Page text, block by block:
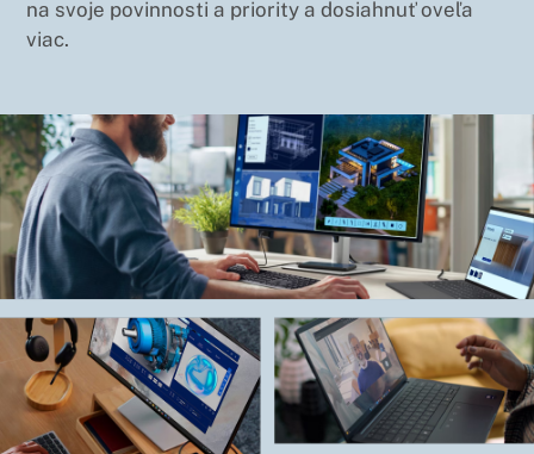
na svoje povinnosti a priority a dosiahnuť oveľa
viac.